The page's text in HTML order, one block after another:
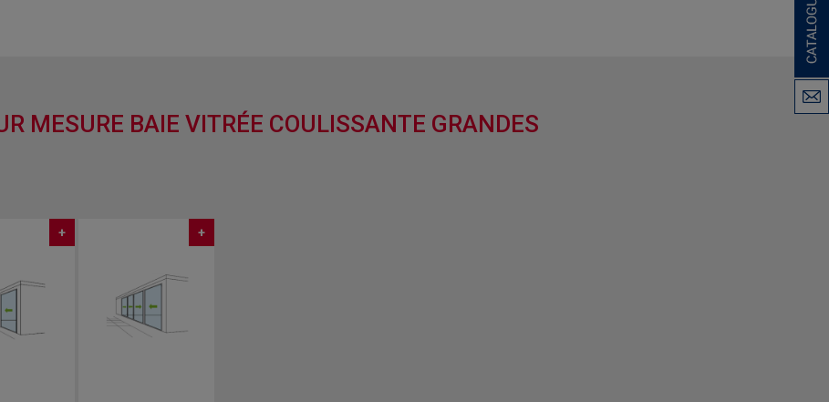
MESURE BAIE VITRÉE COULISSANTE GRANDES
+ +